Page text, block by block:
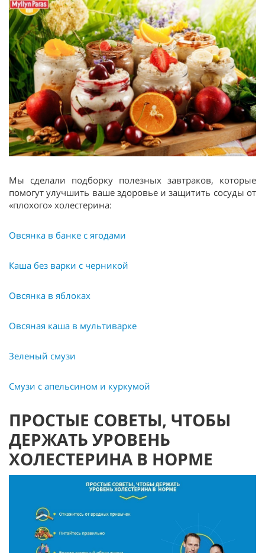
Мы сделали подборку полезных завтраков, которые
помогут улучшить ваше здоровье и защитить сосуды от
«плохого» холестерина:
Овсянка в банке с ягодами
Каша без варки с черникой
Овсянка в яблоках
Овсяная каша в мультиварке
Зеленый смузи
Смузи с апельсином и куркумой
ПРОСТЫЕ СОВЕТЫ, ЧТОБЫ
ДЕРЖАТЬ УРОВЕНЬ
ХОЛЕСТЕРИНА В НОРМЕ